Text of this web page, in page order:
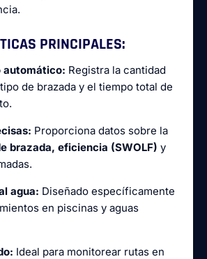
PRINCIPALES:
automático: Registra la cantidad
de brazada y el tiempo total de
Proporciona datos sobre la
brazada, eficiencia (SWOLF) y
agua: Diseñado específicamente
en piscinas y aguas
Ideal para monitorear rutas en